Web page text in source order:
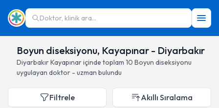
Doktor, klinik ara...
Boyun diseksiyonu, Kayapınar - Diyarbakır
DiyarbakırKayapınariçinde toplam 10 Boyun diseksiyonu
uygulayan doktor - uzman bulundu
Filtrele Akıllı Sıralama